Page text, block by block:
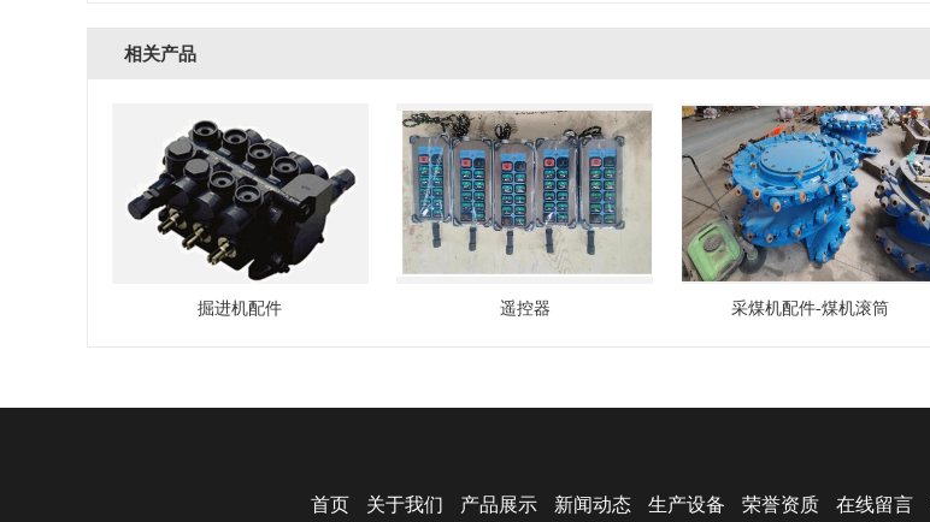
相关产品
掘进机配件 遥控器 采煤机配件-煤机滚筒
首页 关于我们 产品展示 新闻动态 生产设备 荣誉资质 在线留言